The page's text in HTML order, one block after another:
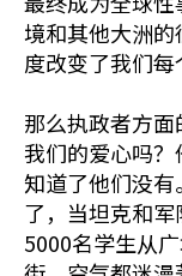
境和其他大洲
度改变了我们每
那么执政者方
我们的爱心吗
知道了他们没
了，当坦克和
5000名学生从